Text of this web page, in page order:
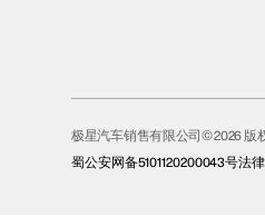
极星汽车销售有限公司© 2026 版
蜀公安网备5101120200043号法律